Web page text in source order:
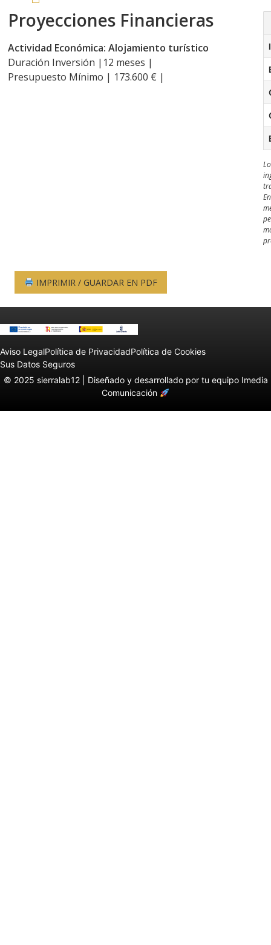
Proyecciones Financieras
Actividad Económica: Alojamiento turístico
Duración Inversión |12 meses |
Presupuesto Mínimo | 173.600 € |
IMPRIMIR / GUARDAR EN PDF
Aviso LegalPolítica de PrivacidadPolítica de Cookies
Sus Datos Seguros
© 2025 sierralab12 | Diseñado y desarrollado por tu equipo Imedia
Comunicación